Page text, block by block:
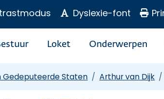
Dyslexie-font
Loket Onderwerpen
Gedeputeerde Staten Arthur van Dijk